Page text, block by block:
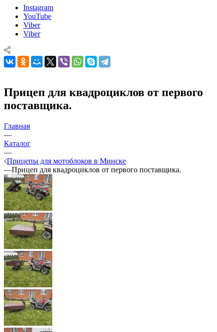
Instagram
YouTube
Viber
Viber
Прицеп для квадроциклов от первого
поставщика.
Главная
—
Каталог
—
Прицепы для мотоблоков в Минске
—Прицеп для квадроциклов от первого поставщика.